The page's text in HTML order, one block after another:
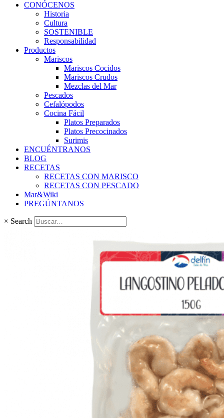
CONÓCENOS
Historia
Cultura
SOSTENIBLE
Responsabilidad
Productos
Mariscos
Mariscos Cocidos
Mariscos Crudos
Mezclas del Mar
Pescados
Cefalópodos
Cocina Fácil
Platos Preparados
Platos Precocinados
Surimis
ENCUÉNTRANOS
BLOG
RECETAS
RECETAS CON MARISCO
RECETAS CON PESCADO
Mar&Wiki
PREGÚNTANOS
× Search